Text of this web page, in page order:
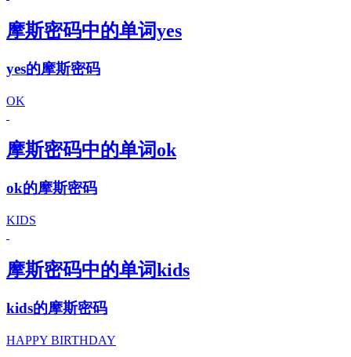
摩斯密码中的单词yes
yes的摩斯密码
OK
摩斯密码中的单词ok
ok的摩斯密码
KIDS
摩斯密码中的单词kids
kids的摩斯密码
HAPPY BIRTHDAY